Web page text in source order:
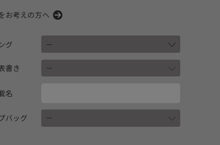
お考えの方へ
グ
書き
名
バッグ